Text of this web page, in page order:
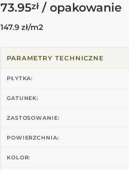
73.95zł
147.9 zł/m2
PARAMETRY TECHNICZNE
PŁYTKA:
GATUNEK:
ZASTOSOWANIE:
POWIERZCHNIA:
KOLOR: